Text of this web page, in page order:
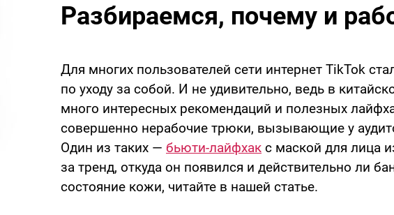
Разбираемся, почему и
Для многих пользователей сети интернет TikTok
по уходу за собой. И не удивительно, ведь в
много интересных рекомендаций и полезных
совершенно нерабочие трюки, вызывающие у
Один из таких — бьюти-лайфхак с маской для лица
за тренд, откуда он появился и действительно ли
состояние кожи, читайте в нашей статье.